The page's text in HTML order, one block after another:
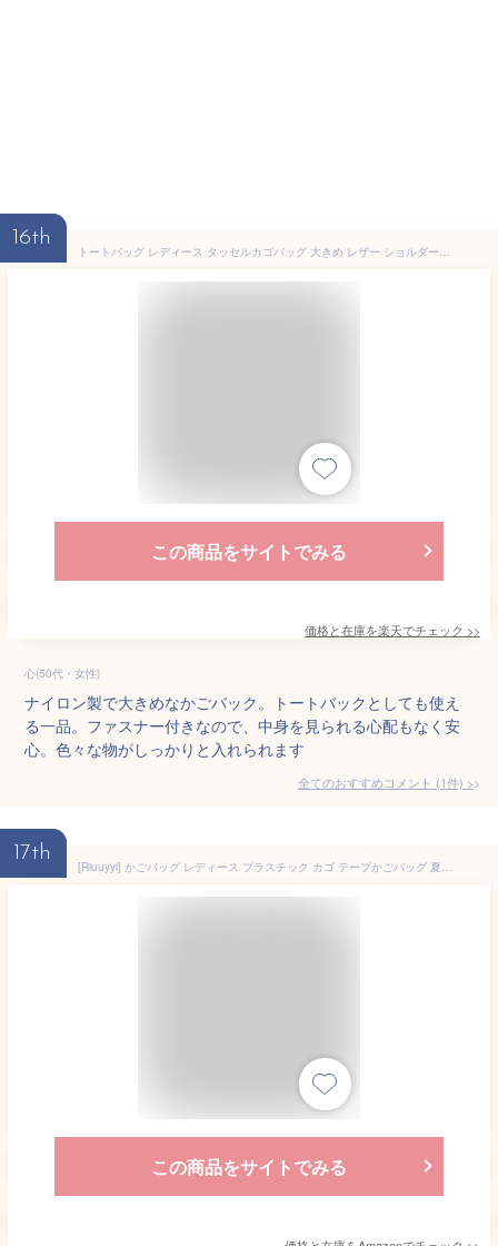
16th
トートバッグ レディース タッセルカゴバッグ 大きめ レザー ショルダーバッグ 人気 小さめ ゴルフ A4 バッグ 軽量 肩掛け ブランド ビジネス 冬 布 縦型 ファスナー付き 2WAY 春 ナイロン ファスナー キャンバス 軽い 秋 かばん 夏 ミニトート 通勤 おしゃれ
この商品をサイトでみる
価格と在庫を楽天でチェック >>
心(50代・女性)
ナイロン製で大きめなかごバック。トートバックとしても使え
る一品。ファスナー付きなので、中身を見られる心配もなく安
心。色々な物がしっかりと入れられます
全てのおすすめコメント (1件) >
17th
[Riuuyyi] かごバッグ レディース プラスチック カゴ テープかごバッグ 夏 かごトート バッグ 手提げバッグ バスケット 大容量 カゴバッグ トートバッグ 編みバッグ カゴバッグ 買い物バッグ (M,A)
この商品をサイトでみる